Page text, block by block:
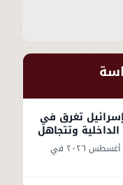
تغرق في
وتتجاهل
سياسيًا قادمًا
الجمعة، ٧ أغسطس ٢٠٢٦ في